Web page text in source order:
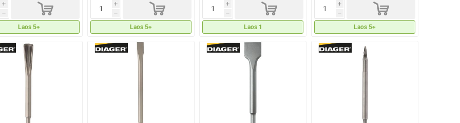
i
h d
Laos 5+
i
h d
Laos 5+
i
h d
Laos 1
i
h d
Laos 5+